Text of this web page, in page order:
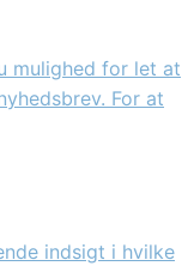
mulighed for let at
For at
indsigt i hvilke